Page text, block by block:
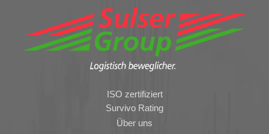
ISO zertifiziert
Survivo Rating
Über uns